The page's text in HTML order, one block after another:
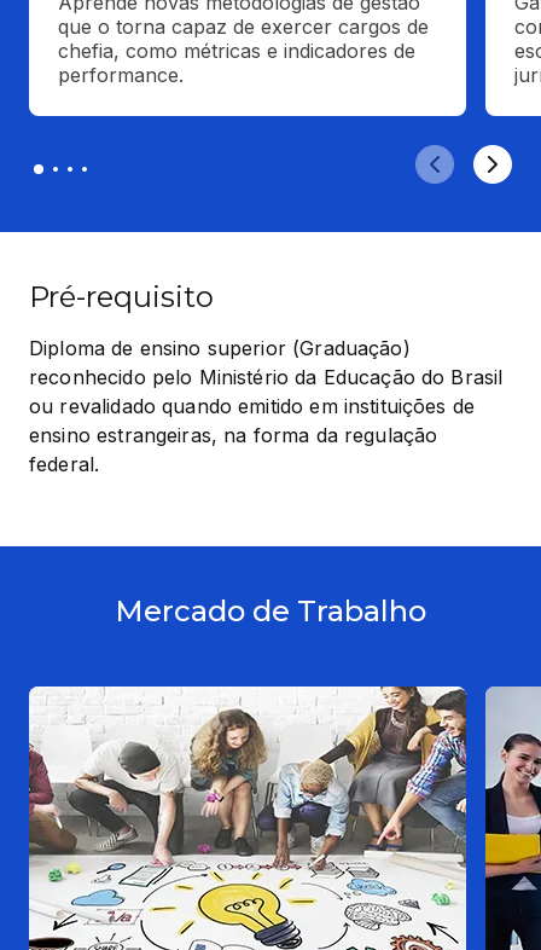
que o torna capaz de exercer cargos de
chefia, como métricas e indicadores de
performance.
Pré-requisito
Diploma de ensino superior (Graduação)
reconhecido pelo Ministério da Educação do Brasil
ou revalidado quando emitido em instituições de
ensino estrangeiras, na forma da regulação
federal.
Mercado de Trabalho